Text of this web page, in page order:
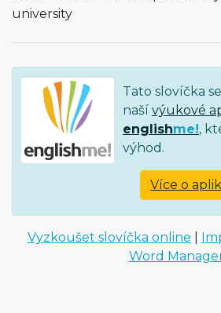
university
Tato slovíčka
naší výukové
englishme!,
výhod.
Více o
Vyzkoušet slovíčka online
Word